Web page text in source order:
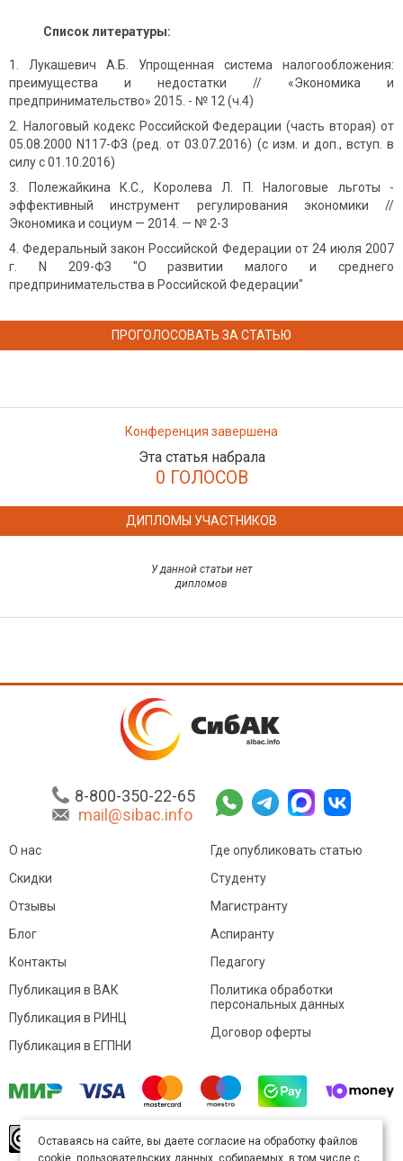
Список литературы:
Лукашевич А.Б. Упрощенная система налогообложения:
преимущества и недостатки // «Экономика и
предпринимательство» 2015. - № 12 (ч.4)
Налоговый кодекс Российской Федерации (часть вторая) от
05.08.2000 N117-ФЗ (ред. от 03.07.2016) (с изм. и доп., вступ. в
силу с 01.10.2016)
Полежайкина К.С., Королева Л. П. Налоговые льготы -
эффективный инструмент регулирования экономики //
Экономика и социум — 2014. — № 2-3
Федеральный закон Российской Федерации от 24 июля 2007
г. N 209-ФЗ "О развитии малого и среднего
предпринимательства в Российской Федерации"
ПРОГОЛОСОВАТЬ ЗА СТАТЬЮ
Конференция завершена
Эта статья набрала
0 ГОЛОСОВ
ДИПЛОМЫ УЧАСТНИКОВ
У данной статьи нет
дипломов
8-800-350-22-65
mail@sibac.info
О нас
Скидки
Отзывы
Блог
Контакты
Где опубликовать статью
Студенту
Магистранту
Аспиранту
Педагогу
Публикация в ВАК
Публикация в РИНЦ
Публикация в ЕГПНИ
Политика обработки
персональных данных
Договор оферты
произведение доступно полицензии Creative
Оставаясь на сайте, вы даете согласие на обработку файлов
cookie, пользовательских данных, собираемых, в том числе с